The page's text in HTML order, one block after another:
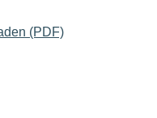
(PDF)